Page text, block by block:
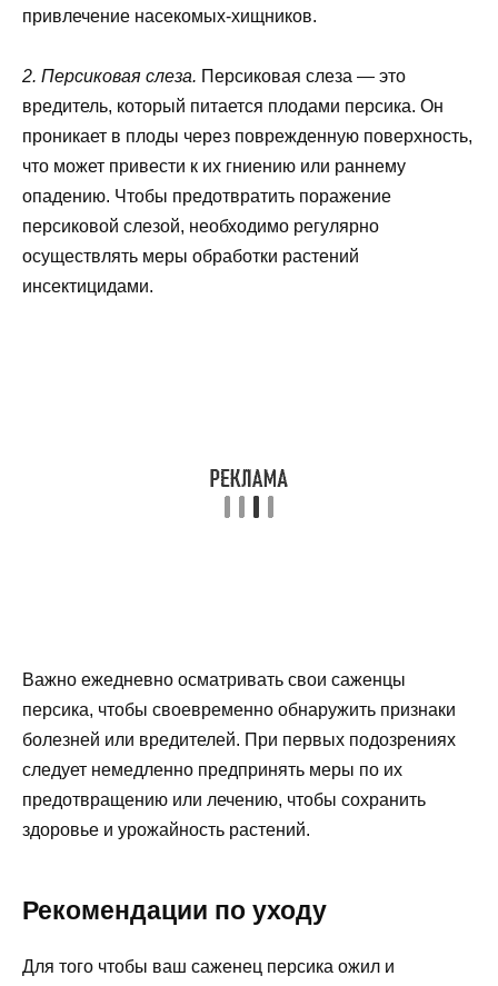
привлечение насекомых-хищников.
2. Персиковая слеза. Персиковая слеза — это
вредитель, который питается плодами персика. Он
проникает в плоды через поврежденную поверхность,
что может привести к их гниению или раннему
опадению. Чтобы предотвратить поражение
персиковой слезой, необходимо регулярно
осуществлять меры обработки растений
инсектицидами.
Важно ежедневно осматривать свои саженцы
персика, чтобы своевременно обнаружить признаки
болезней или вредителей. При первых подозрениях
следует немедленно предпринять меры по их
предотвращению или лечению, чтобы сохранить
здоровье и урожайность растений.
Рекомендации по уходу
Для того чтобы ваш саженец персика ожил и